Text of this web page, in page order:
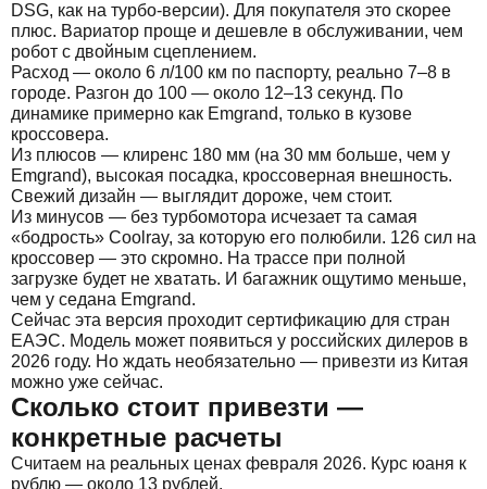
DSG, как на турбо-версии). Для покупателя это скорее
плюс. Вариатор проще и дешевле в обслуживании, чем
робот с двойным сцеплением.
Расход — около 6 л/100 км по паспорту, реально 7–8 в
городе. Разгон до 100 — около 12–13 секунд. По
динамике примерно как Emgrand, только в кузове
кроссовера.
Из плюсов — клиренс 180 мм (на 30 мм больше, чем у
Emgrand), высокая посадка, кроссоверная внешность.
Свежий дизайн — выглядит дороже, чем стоит.
Из минусов — без турбомотора исчезает та самая
«бодрость» Coolray, за которую его полюбили. 126 сил на
кроссовер — это скромно. На трассе при полной
загрузке будет не хватать. И багажник ощутимо меньше,
чем у седана Emgrand.
Сейчас эта версия проходит сертификацию для стран
ЕАЭС. Модель может появиться у российских дилеров в
2026 году. Но ждать необязательно — привезти из Китая
можно уже сейчас.
Сколько стоит привезти —
конкретные расчеты
Считаем на реальных ценах февраля 2026. Курс юаня к
рублю — около 13 рублей.